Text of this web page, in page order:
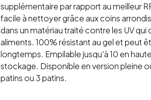
supplémentaire par rapport au meilleur
facile à nettoyer grâce aux coins
dans un matériau traité contre les UV
aliments. 100% résistant au gel et peut
longtemps. Empilable jusqu'à 10 en
stockage. Disponible en version pleine
patins ou 3 patins.